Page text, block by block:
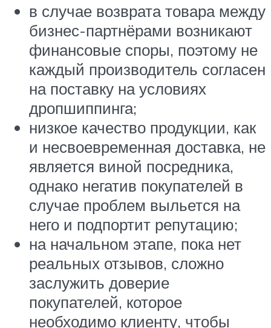
в случае возврата товара между
бизнес-партнёрами возникают
финансовые споры, поэтому не
каждый производитель согласен
на поставку на условиях
дропшиппинга;
низкое качество продукции, как
и несвоевременная доставка, не
является виной посредника,
однако негатив покупателей в
случае проблем выльется на
него и подпортит репутацию;
на начальном этапе, пока нет
реальных отзывов, сложно
заслужить доверие
покупателей, которое
необходимо клиенту, чтобы